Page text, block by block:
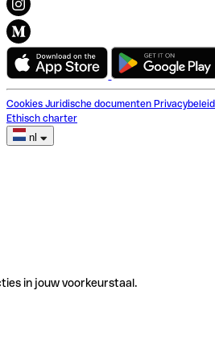
Cookies Juridische documenten Privacybeleid
Ethisch charter
nl
in jouw voorkeurstaal.